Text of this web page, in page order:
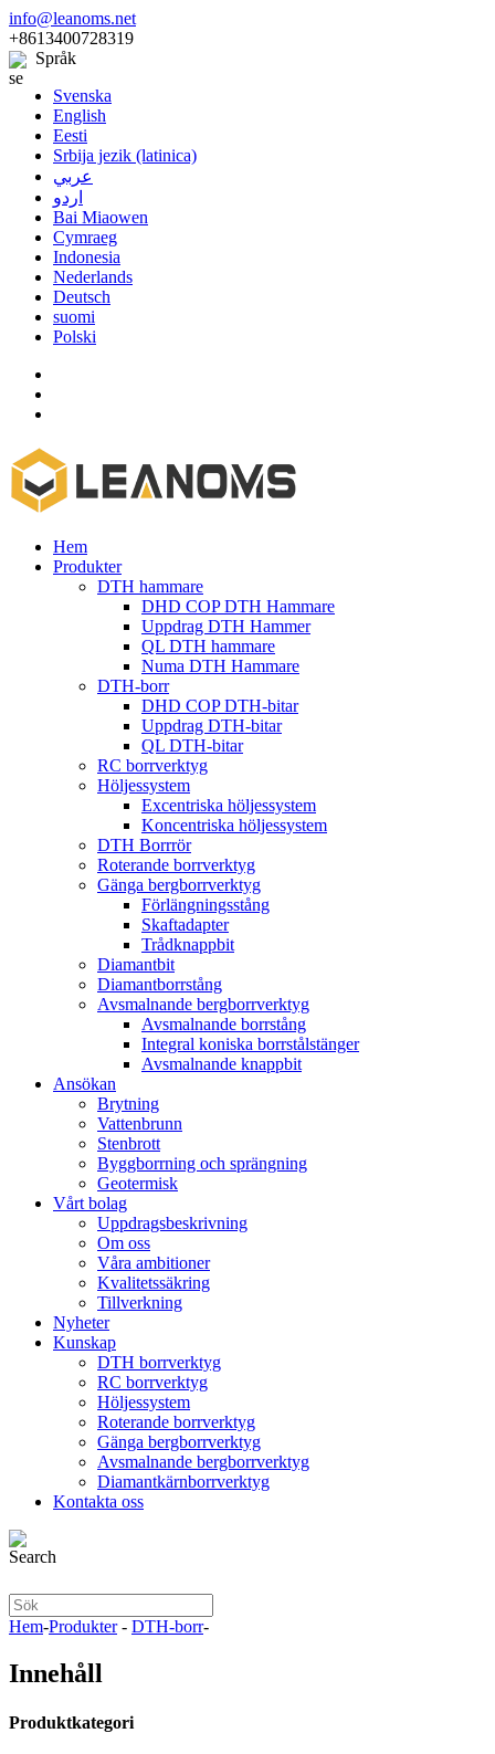
info@leanoms.net
+8613400728319
Språk
Svenska
English
Eesti
Srbija jezik (latinica)
عربي
اردو
Bai Miaowen
Cymraeg
Indonesia
Nederlands
Deutsch
suomi
Polski
Hem
Produkter
DTH hammare
DHD COP DTH Hammare
Uppdrag DTH Hammer
QL DTH hammare
Numa DTH Hammare
DTH-borr
DHD COP DTH-bitar
Uppdrag DTH-bitar
QL DTH-bitar
RC borrverktyg
Höljessystem
Excentriska höljessystem
Koncentriska höljessystem
DTH Borrrör
Roterande borrverktyg
Gänga bergborrverktyg
Förlängningsstång
Skaftadapter
Trådknappbit
Diamantbit
Diamantborrstång
Avsmalnande bergborrverktyg
Avsmalnande borrstång
Integral koniska borrstålstänger
Avsmalnande knappbit
Ansökan
Brytning
Vattenbrunn
Stenbrott
Byggborrning och sprängning
Geotermisk
Vårt bolag
Uppdragsbeskrivning
Om oss
Våra ambitioner
Kvalitetssäkring
Tillverkning
Nyheter
Kunskap
DTH borrverktyg
RC borrverktyg
Höljessystem
Roterande borrverktyg
Gänga bergborrverktyg
Avsmalnande bergborrverktyg
Diamantkärnborrverktyg
Kontakta oss
Hem-Produkter - DTH-borr-
Innehåll
Produktkategori